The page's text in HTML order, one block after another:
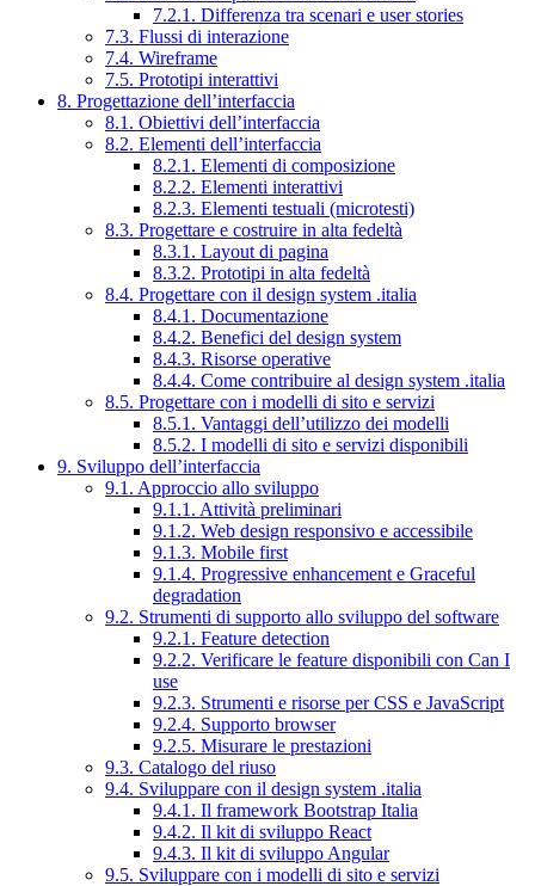
7.2.1. Differenza tra scenari e user stories
7.3. Flussi di interazione
7.4. Wireframe
7.5. Prototipi interattivi
8. Progettazione dell’interfaccia
8.1. Obiettivi dell’interfaccia
8.2. Elementi dell’interfaccia
8.2.1. Elementi di composizione
8.2.2. Elementi interattivi
8.2.3. Elementi testuali (microtesti)
8.3. Progettare e costruire in alta fedeltà
8.3.1. Layout di pagina
8.3.2. Prototipi in alta fedeltà
8.4. Progettare con il design system .italia
8.4.1. Documentazione
8.4.2. Benefici del design system
8.4.3. Risorse operative
8.4.4. Come contribuire al design system .italia
8.5. Progettare con i modelli di sito e servizi
8.5.1. Vantaggi dell’utilizzo dei modelli
8.5.2. I modelli di sito e servizi disponibili
9. Sviluppo dell’interfaccia
9.1. Approccio allo sviluppo
9.1.1. Attività preliminari
9.1.2. Web design responsivo e accessibile
9.1.3. Mobile first
9.1.4. Progressive enhancement e Graceful
degradation
9.2. Strumenti di supporto allo sviluppo del software
9.2.1. Feature detection
9.2.2. Verificare le feature disponibili con Can I
use
9.2.3. Strumenti e risorse per CSS e JavaScript
9.2.4. Supporto browser
9.2.5. Misurare le prestazioni
9.3. Catalogo del riuso
9.4. Sviluppare con il design system .italia
9.4.1. Il framework Bootstrap Italia
9.4.2. Il kit di sviluppo React
9.4.3. Il kit di sviluppo Angular
9.5. Sviluppare con i modelli di sito e servizi